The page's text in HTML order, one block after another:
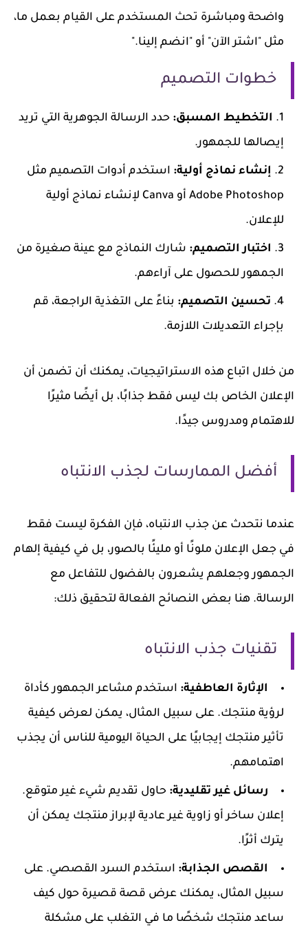
واضحة ومباشرة تحث المستخدم على القيام بعمل ما،
مثل "اشتر الآن" أو "انضم إلينا."
خطوات التصميم
التخطيط المسبق: حدد الرسالة الجوهرية التي تريد
إيصالها للجمهور.
إنشاء نماذج أولية: استخدم أدوات التصميم مثل
Adobe Photoshop أو Canva لإنشاء نماذج أولية
للإعلان.
اختبار التصميم: شارك النماذج مع عينة صغيرة من
الجمهور للحصول على آراءهم.
تحسين التصميم: بناءً على التغذية الراجعة، قم
بإجراء التعديلات اللازمة.
من خلال اتباع هذه الاستراتيجيات، يمكنك أن تضمن أن
الإعلان الخاص بك ليس فقط جذابًا، بل أيضًا مثيرًا
للاهتمام ومدروس جيدًا.
أفضل الممارسات لجذب الانتباه
عندما نتحدث عن جذب الانتباه، فإن الفكرة ليست فقط
في جعل الإعلان ملونًا أو مليئًا بالصور، بل في كيفية إلهام
الجمهور وجعلهم يشعرون بالفضول للتفاعل مع
الرسالة. هنا بعض النصائح الفعالة لتحقيق ذلك:
تقنيات جذب الانتباه
الإثارة العاطفية: استخدم مشاعر الجمهور كأداة
لرؤية منتجك. على سبيل المثال، يمكن لعرض كيفية
تأثير منتجك إيجابيًا على الحياة اليومية للناس أن يجذب
اهتمامهم.
رسائل غير تقليدية: حاول تقديم شيء غير متوقع.
إعلان ساخر أو زاوية غير عادية لإبراز منتجك يمكن أن
يترك أثرًا.
القصص الجذابة: استخدم السرد القصصي. على
سبيل المثال، يمكنك عرض قصة قصيرة حول كيف
ساعد منتجك شخصًا ما في التغلب على مشكلة